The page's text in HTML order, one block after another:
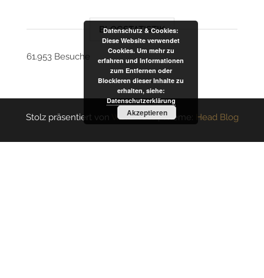
BLOGSTATISTIK
61.953 Besuche
Stolz präsentiert von WordPress |Theme: Head Blog
Datenschutz & Cookies:
Diese Website verwendet
Cookies. Um mehr zu
erfahren und Informationen
zum Entfernen oder
Blockieren dieser Inhalte zu
erhalten, siehe:
Datenschutzerklärung
Akzeptieren